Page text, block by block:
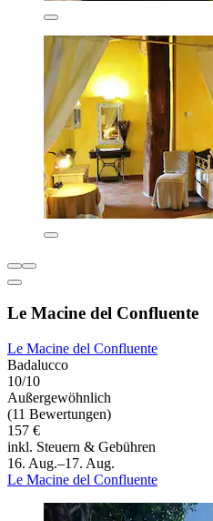
Le Macine del Confluente
Le Macine del Confluente
Badalucco
10/10
Außergewöhnlich
(11 Bewertungen)
157 €
inkl. Steuern & Gebühren
16. Aug.–17. Aug.
Le Macine del Confluente